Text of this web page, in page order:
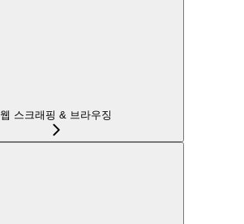
웹 스크래핑 & 브라우징